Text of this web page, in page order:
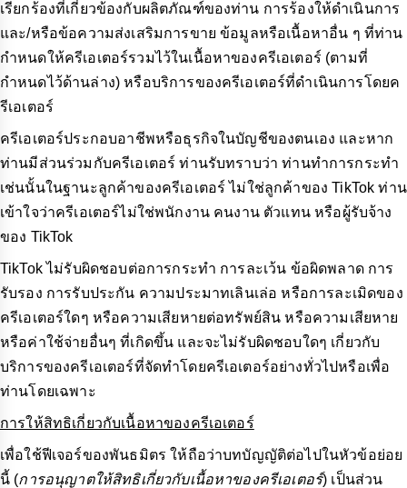
เรียกร้องที่เกี่ยวข้องกับผลิตภัณฑ์ของท่าน การร้องให้ดำเนินการ
และ/หรือข้อความส่งเสริมการขาย ข้อมูลหรือเนื้อหาอื่น ๆ ที่ท่าน
กำหนดให้ครีเอเตอร์รวมไว้ในเนื้อหาของครีเอเตอร์ (ตามที่
กำหนดไว้ด้านล่าง) หรือบริการของครีเอเตอร์ที่ดำเนินการโดยค
รีเอเตอร์
ครีเอเตอร์ประกอบอาชีพหรือธุรกิจในบัญชีของตนเอง และหาก
ท่านมีส่วนร่วมกับครีเอเตอร์ ท่านรับทราบว่า ท่านทำการกระทำ
เช่นนั้นในฐานะลูกค้าของครีเอเตอร์ ไม่ใช่ลูกค้าของ TikTok ท่าน
เข้าใจว่าครีเอเตอร์ไม่ใช่พนักงาน คนงาน ตัวแทน หรือผู้รับจ้าง
ของ TikTok
TikTok ไม่รับผิดชอบต่อการกระทำ การละเว้น ข้อผิดพลาด การ
รับรอง การรับประกัน ความประมาทเลินเล่อ หรือการละเมิดของ
ครีเอเตอร์ใดๆ หรือความเสียหายต่อทรัพย์สิน หรือความเสียหาย
หรือค่าใช้จ่ายอื่นๆ ที่เกิดขึ้น และจะไม่รับผิดชอบใดๆ เกี่ยวกับ
บริการของครีเอเตอร์ที่จัดทำโดยครีเอเตอร์อย่างทั่วไปหรือเพื่อ
ท่านโดยเฉพาะ
การให้สิทธิเกี่ยวกับเนื้อหาของครีเอเตอร์
เพื่อใช้ฟีเจอร์ของพันธมิตร ให้ถือว่าบทบัญญัติต่อไปในหัวข้อย่อย
นี้ (การอนุญาตให้สิทธิเกี่ยวกับเนื้อหาของครีเอเตอร์) เป็นส่วน